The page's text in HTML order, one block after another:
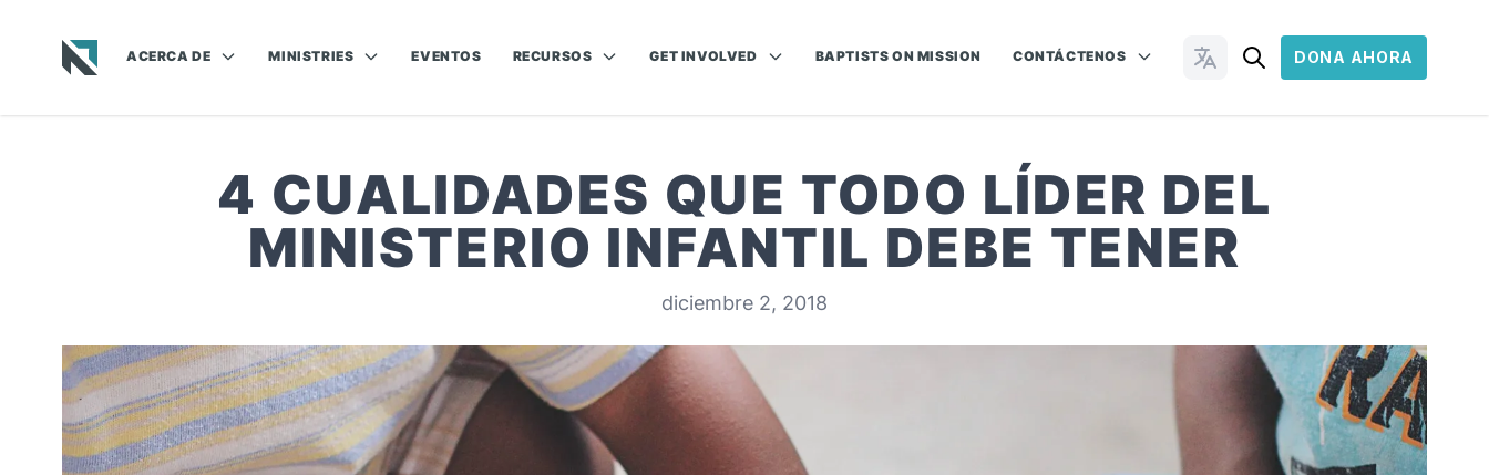
ACERCA DE MINISTRIES EVENTOS RECURSOS GET INVOLVED BAPTISTS ON MISSION CONTÁCTENOS Cambiar idiomaDONA AHORA
4 CUALIDADES QUE TODO LÍDER DEL
MINISTERIO INFANTIL DEBE TENER
diciembre 2, 2018